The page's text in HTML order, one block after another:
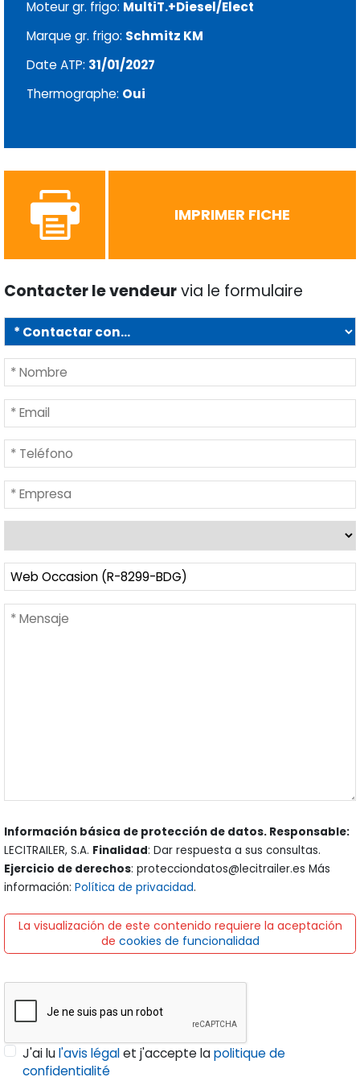
Moteur gr. frigo: MultiT.+Diesel/Elect
Marque gr. frigo: Schmitz KM
Date ATP: 31/01/2027
Thermographe: Oui
IMPRIMER FICHE
Contacter le vendeurvia le formulaire
Información básica de protección de datos. Responsable:
LECITRAILER, S.A. Finalidad: Dar respuesta a sus consultas.
Ejercicio de derechos: protecciondatos@lecitrailer.es Más
información: Política de privacidad.
La visualización de este contenido requiere la aceptación
de cookies de funcionalidad
J'ai lul'avis légalet j'accepte lapolitique de
confidentialité